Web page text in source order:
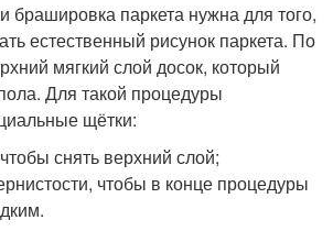
паркета нужна для того,
естественный рисунок паркета. По
мягкий слой досок, который
Для такой процедуры
щётки:
снять верхний слой;
чтобы в конце процедуры